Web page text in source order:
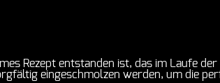
Rezept entstanden ist, das im Laufe
eingeschmolzen werden, um die